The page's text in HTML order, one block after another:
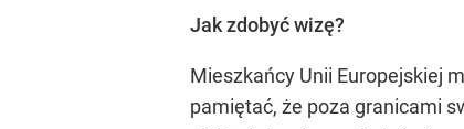
Jak zdobyć wizę?
Mieszkańcy Unii Europejskiej
pamiętać, że poza granicami